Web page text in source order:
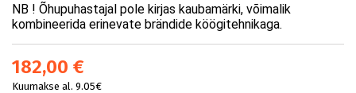
NB ! Õhupuhastajal pole kirjas kaubamärki, võimalik
kombineerida erinevate brändide köögitehnikaga.
182,00 €
Kuumakse al. 9.05€